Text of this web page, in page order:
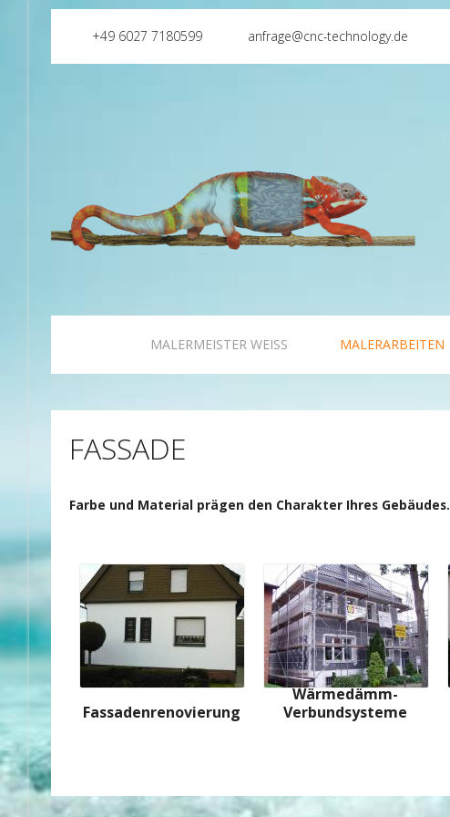
+49 6027 7180599 anfrage@cnc-technology.de
MALERMEISTER WEISS MALERARBEITEN
FASSADE
Farbe und Material prägen den Charakter Ihres Gebäudes.
Fassadenrenovierung
Wärmedämm-
Verbundsysteme